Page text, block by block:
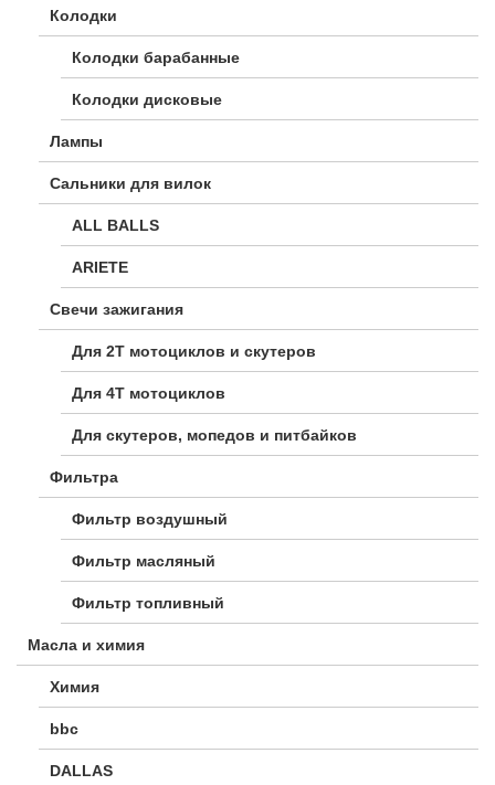
Колодки
Колодки барабанные
Колодки дисковые
Лампы
Сальники для вилок
ALL BALLS
ARIETE
Свечи зажигания
Для 2Т мотоциклов и скутеров
Для 4Т мотоциклов
Для скутеров, мопедов и питбайков
Фильтра
Фильтр воздушный
Фильтр масляный
Фильтр топливный
Масла и химия
Химия
bbc
DALLAS